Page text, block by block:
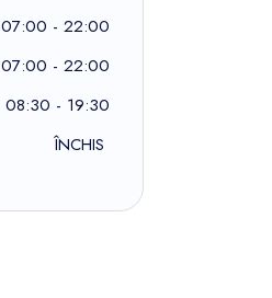
07:00 - 22:00
07:00 - 22:00
08:30 - 19:30
ÎNCHIS